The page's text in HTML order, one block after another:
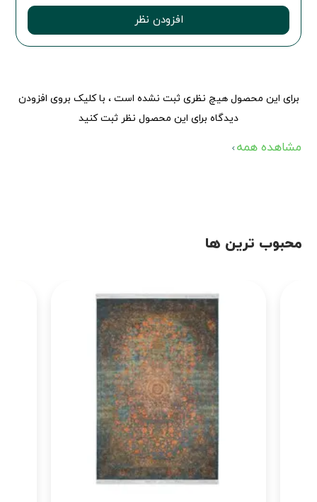
افزودن نظر
برای این محصول هیچ نظری ثبت نشده است ، با کلیک بروی افزودن
دیدگاه برای این محصول نظر ثبت کنید
مشاهده همه
محبوب ترین ها